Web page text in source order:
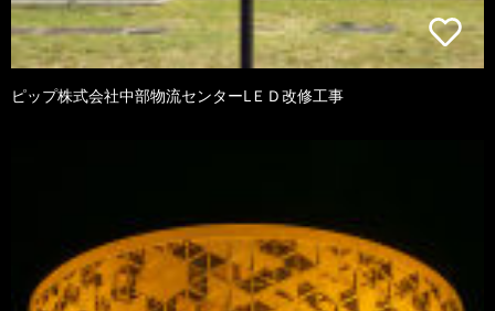
ピップ株式会社中部物流センターLＥＤ改修工事